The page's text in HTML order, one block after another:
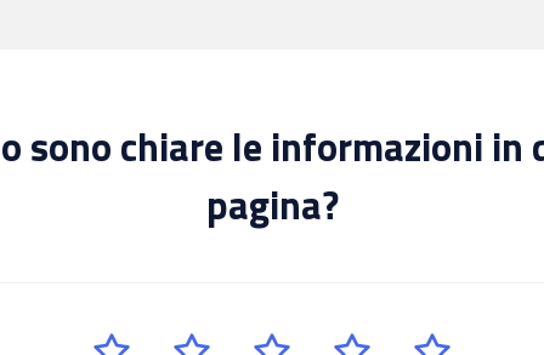
sono chiare le informazioni in
pagina?